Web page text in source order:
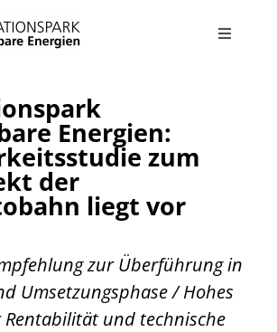
Toggle
– Autohof der Zukunft
Stadtteilentwicklung Jüchen Süd
Energien:
zum
der
liegt vor
zur Überführung in
Umsetzungsphase / Hohes
Rentabilität und technische